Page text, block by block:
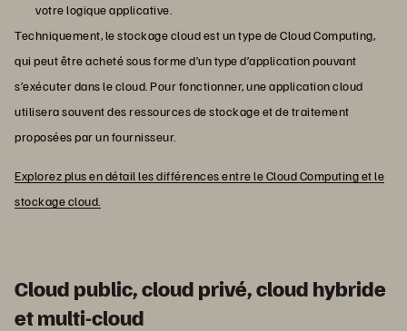
votre logique applicative.
Techniquement, le stockage cloud est un type de Cloud Computing,
qui peut être acheté sous forme d’un type d’application pouvant
s’exécuter dans le cloud. Pour fonctionner, une application cloud
utilisera souvent des ressources de stockage et de traitement
proposées par un fournisseur.
Explorez plus en détail les différences entre le Cloud Computing et le
stockage cloud.
Cloud public, cloud privé, cloud hybride
et multi-cloud